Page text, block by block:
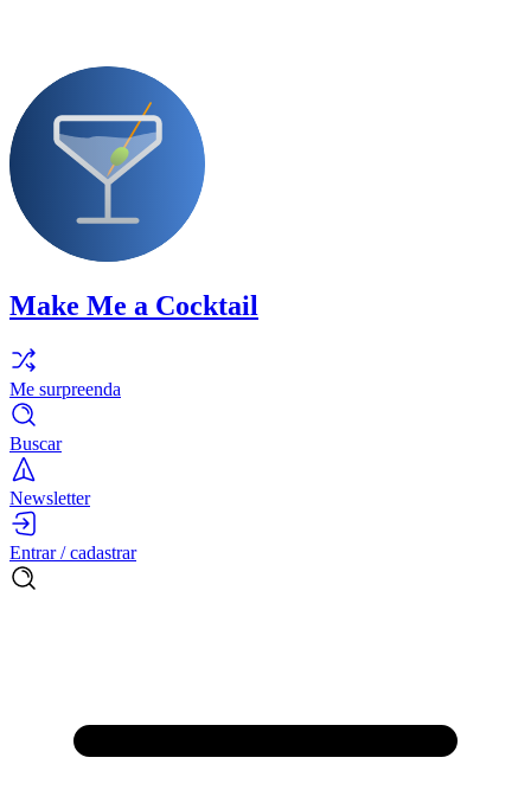
Make Me a Cocktail
Me surpreenda
Buscar
Newsletter
Entrar / cadastrar